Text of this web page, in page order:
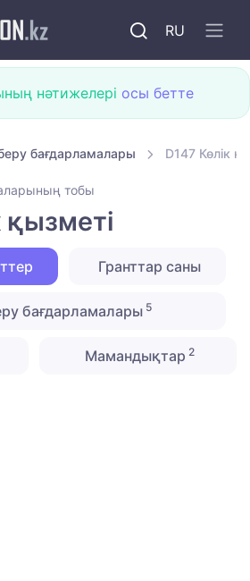
RU
нәтижелері осы бетте
беру бағдарламалары D147 Көлік
тобы
қызметі
Гранттар саны
бағдарламалары 5
Мамандықтар 2